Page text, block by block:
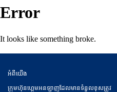
Error
It looks like something broke.
អំពី​​យើង
ក្រុមហ៊ុនហ្គេមអនឡាញដែលមានទំនួលខុសត្រូវ